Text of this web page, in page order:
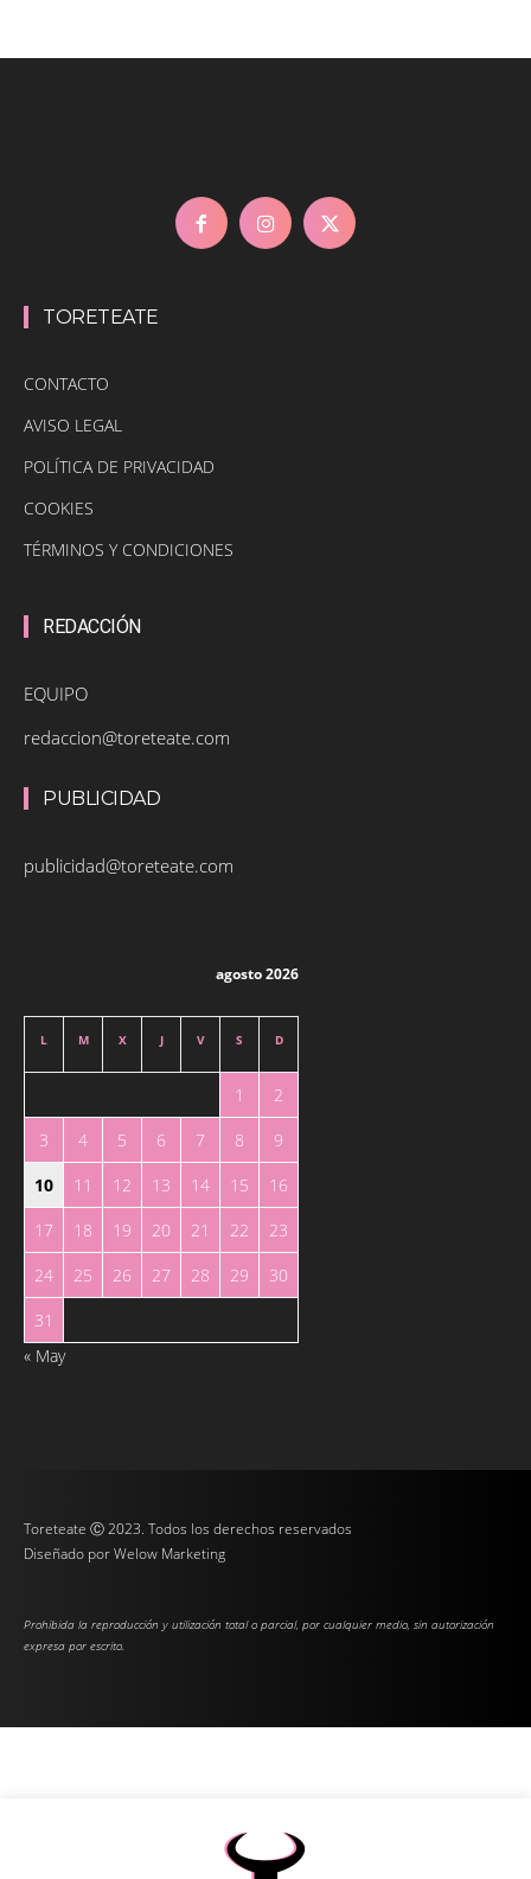
TORETEATE
CONTACTO
AVISO LEGAL
POLÍTICA DE PRIVACIDAD
COOKIES
TÉRMINOS Y CONDICIONES
REDACCIÓN
EQUIPO
redaccion@toreteate.com
PUBLICIDAD
publicidad@toreteate.com
agosto 2026
L M X J V S D
1
2
3
4 5 6 7 8
9
10
11 12 13 14 15
16
17
18 19 20 21 22
23
24
25 26 27 28 29
30
31
« May
Toreteate Ⓒ 2023. Todos los derechos reservados
Diseñado porWelow Marketing
Prohibida la reproducción y utilización total o parcial, por cualquier medio, sin autorización
expresa por escrito.